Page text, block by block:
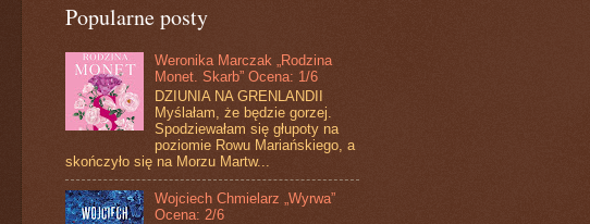
Popularne posty
Weronika Marczak „Rodzina
Monet. Skarb” Ocena: 1/6
DZIUNIA NA GRENLANDII
Myślałam, że będzie gorzej.
Spodziewałam się głupoty na
poziomie Rowu Mariańskiego, a
skończyło się na Morzu Martw...
Wojciech Chmielarz „Wyrwa”
Ocena: 2/6